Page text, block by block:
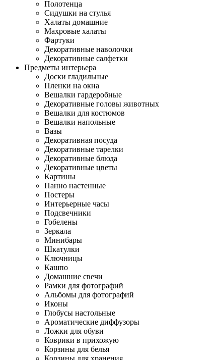
Полотенца
Сидушки на стулья
Халаты домашние
Махровые халаты
Фартуки
Декоративные наволочки
Декоративные салфетки
Предметы интерьера
Доски гладильные
Пленки на окна
Вешалки гардеробные
Декоративные головы животных
Вешалки для костюмов
Вешалки напольные
Вазы
Декоративная посуда
Декоративные тарелки
Декоративные блюда
Декоративные цветы
Картины
Панно настенные
Постеры
Интерьерные часы
Подсвечники
Гобелены
Зеркала
Минибары
Шкатулки
Ключницы
Кашпо
Домашние свечи
Рамки для фотографий
Альбомы для фотографий
Иконы
Глобусы настольные
Ароматические диффузоры
Ложки для обуви
Коврики в прихожую
Корзины для белья
Корзины для хранения